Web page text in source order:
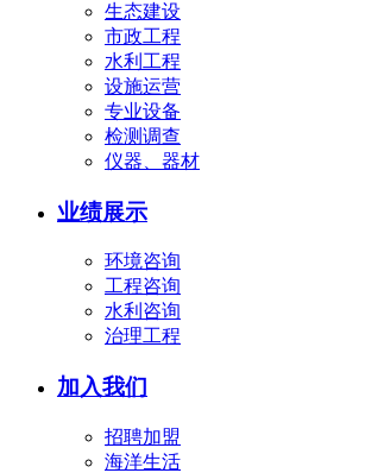
生态建设
市政工程
水利工程
设施运营
专业设备
检测调查
仪器、器材
业绩展示
环境咨询
工程咨询
水利咨询
治理工程
加入我们
招聘加盟
海洋生活